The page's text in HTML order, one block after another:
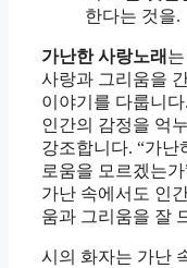
한다는 것을.
가난한 사랑노래
사랑과 그리움을
이야기를 다룹니다
인간의 감정을 억
강조합니다. “가난
로움을 모르겠는
가난 속에서도 인
움과 그리움을 잘
시의 화자는 가난